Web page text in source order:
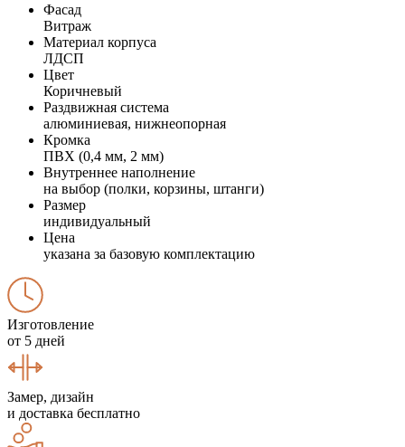
Фасад
Витраж
Материал корпуса
ЛДСП
Цвет
Коричневый
Раздвижная система
алюминиевая, нижнеопорная
Кромка
ПВХ (0,4 мм, 2 мм)
Внутреннее наполнение
на выбор (полки, корзины, штанги)
Размер
индивидуальный
Цена
указана за базовую комплектацию
Изготовление
от 5 дней
Замер, дизайн
и доставка бесплатно